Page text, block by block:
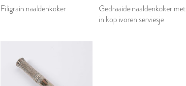
Filigrain naaldenkoker
Gedraaide naaldenkoker met
in kop ivoren serviesje